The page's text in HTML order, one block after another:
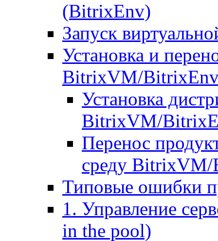
(BitrixEnv)
Запуск
Установка и
BitrixVM/
Установка
BitrixVM/
Перенос
среду
Типовые ошибки
1. Управление
in the pool)